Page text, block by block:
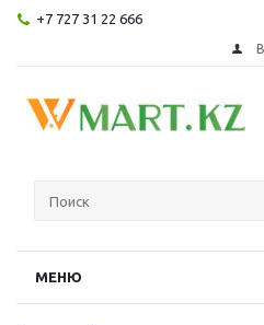
+7 727 31 22 666
МЕНЮ